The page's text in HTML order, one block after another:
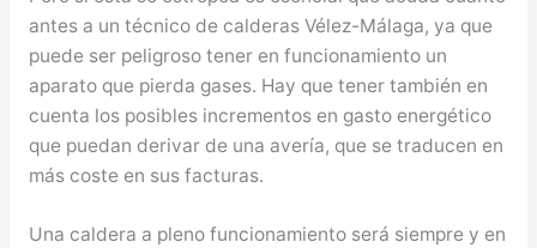
antes a un técnico de calderas Vélez-Málaga, ya que
puede ser peligroso tener en funcionamiento un
aparato que pierda gases. Hay que tener también en
cuenta los posibles incrementos en gasto energético
que puedan derivar de una avería, que se traducen en
más coste en sus facturas.
Una caldera a pleno funcionamiento será siempre y en